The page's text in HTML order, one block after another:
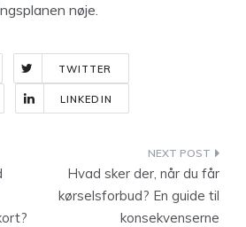
nøje.
TWITTER
LINKEDIN
Hvad sker der, når du får
kørselsforbud? En guide til
konsekvenserne